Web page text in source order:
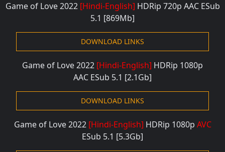
Game of Love 2022 [Hindi-English] HDRip 720p AAC ESub
5.1 [869Mb]
DOWNLOAD LINKS
Game of Love 2022 [Hindi-English] HDRip 1080p
AAC ESub 5.1 [2.1Gb]
DOWNLOAD LINKS
Game of Love 2022 [Hindi-English] HDRip 1080p AVC
ESub 5.1 [5.3Gb]